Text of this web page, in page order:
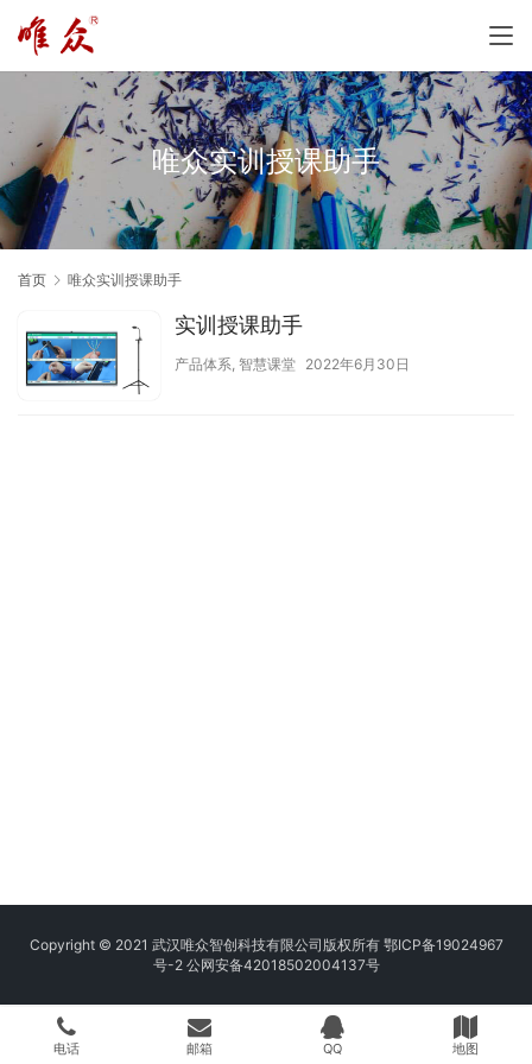
唯众实训授课助手
首页 唯众实训授课助手
实训授课助手
产品体系, 智慧课堂 2022年6月30日
Copyright © 2021 武汉唯众智创科技有限公司版权所有 鄂ICP备19024967
号-2 公网安备42018502004137号
电话 邮箱 QQ 地图